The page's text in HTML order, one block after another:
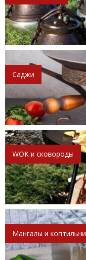
Саджи
WOK и сковороды
Мангалы и коптильни